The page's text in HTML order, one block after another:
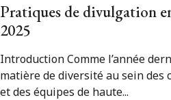
Pratiques de divulgation
2025
Introduction Comme l’année
matière de diversité au sein des
et des équipes de haute...